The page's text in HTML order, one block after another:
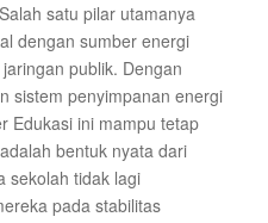
satu pilar utamanya
dengan sumber energi
publik. Dengan
sistem penyimpanan energi
Edukasi ini mampu tetap
bentuk nyata dari
sekolah tidak lagi
pada stabilitas